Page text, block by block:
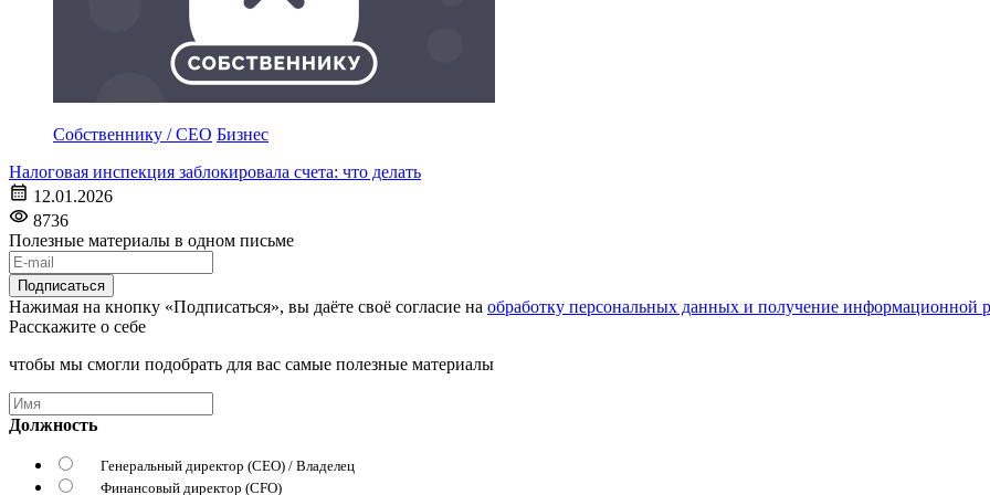
Собственнику / CEO Бизнес
Налоговая инспекция заблокировала счета: что делать
12.01.2026
8736
Полезные материалы в одном письме
Подписаться
Нажимая на кнопку «Подписаться», вы даёте своё согласие на обработку персональных данных и получение информационной
Расскажите о себе
чтобы мы смогли подобрать для вас самые полезные материалы
Должность
Генеральный директор (CEO) / Владелец
Финансовый директор (CFO)